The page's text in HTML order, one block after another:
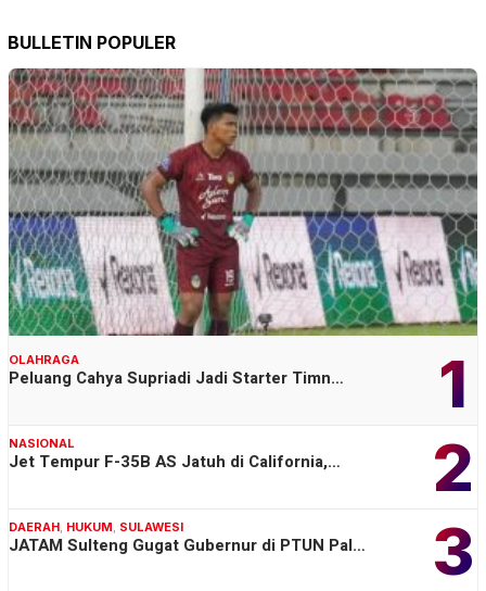
BULLETIN POPULER
1
OLAHRAGA
Peluang Cahya Supriadi Jadi Starter Timn…
2
NASIONAL
Jet Tempur F-35B AS Jatuh di California,…
3
DAERAH, HUKUM, SULAWESI
JATAM Sulteng Gugat Gubernur di PTUN Pal…